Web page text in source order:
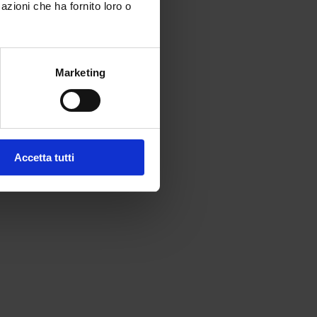
che ha fornito loro o
Marketing
Accetta tutti